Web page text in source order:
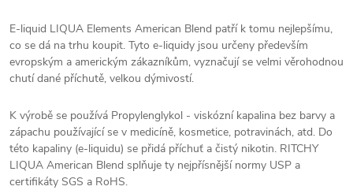
E-liquid LIQUA Elements American Blend patří k tomu nejlepšímu,
co se dá na trhu koupit. Tyto e-liquidy jsou určeny především
evropským a americkým zákazníkům, vyznačují se velmi věrohodnou
chutí dané příchutě, velkou dýmivostí.
K výrobě se používá Propylenglykol - viskózní kapalina bez barvy a
zápachu používající se v medicíně, kosmetice, potravinách, atd. Do
této kapaliny (e-liquidu) se přidá příchuť a čistý nikotin. RITCHY
LIQUA American Blend splňuje ty nejpřísnější normy USP a
certifikáty SGS a RoHS.